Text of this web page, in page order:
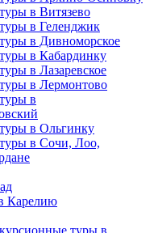
в Витязево
в Геленджик
в Дивноморское
в Кабардинку
в Лазаревское
в Лермонтово
в
в Ольгинку
в Сочи, Лоо,
Карелию
туры в